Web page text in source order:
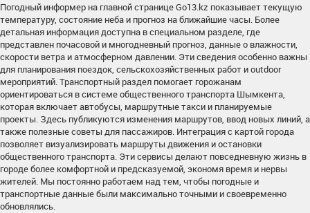
Погодный информер на главной странице Go13.kz показывает текущую
температуру, состояние неба и прогноз на ближайшие часы. Более
детальная информация доступна в специальном разделе, где
представлен почасовой и многодневный прогноз, данные о влажности,
скорости ветра и атмосферном давлении. Эти сведения особенно важны
для планирования поездок, сельскохозяйственных работ и outdoor
мероприятий. Транспортный раздел помогает горожанам
ориентироваться в системе общественного транспорта Шымкента,
которая включает автобусы, маршрутные такси и планируемые
проекты. Здесь публикуются изменения маршрутов, ввод новых линий, а
также полезные советы для пассажиров. Интеграция с картой города
позволяет визуализировать маршруты движения и остановки
общественного транспорта. Эти сервисы делают повседневную жизнь в
городе более комфортной и предсказуемой, экономя время и нервы
жителей. Мы постоянно работаем над тем, чтобы погодные и
транспортные данные были максимально точными и своевременно
обновлялись.